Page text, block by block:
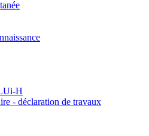
H
- déclaration de travaux